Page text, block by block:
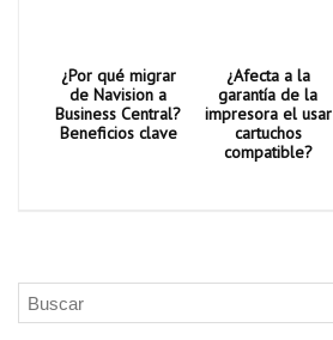
¿Por qué migrar
de Navision a
Business Central?
Beneficios clave
¿Afecta a la
garantía de la
impresora el usar
cartuchos
compatible?